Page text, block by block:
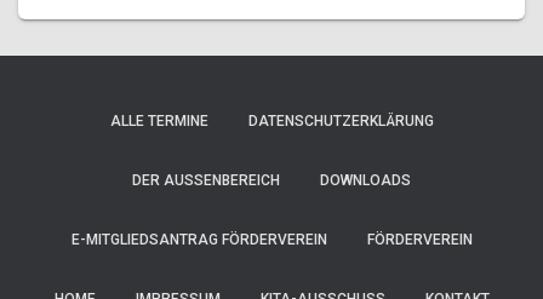
ALLE TERMINE DATENSCHUTZERKLÄRUNG
DER AUSSENBEREICH DOWNLOADS
E-MITGLIEDSANTRAG FÖRDERVEREIN FÖRDERVEREIN